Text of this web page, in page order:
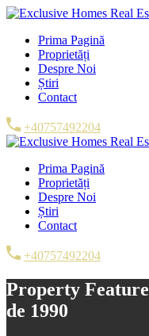
Prima Pagină
Proprietăți
Despre Noi
Știri
Contact
+40757492204
Prima Pagină
Proprietăți
Despre Noi
Știri
Contact
+40757492204
Property Feature
de 1990